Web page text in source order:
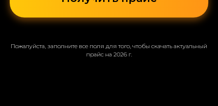
Пожалуйста, заполните все поля для того, чтобы скачать актуальный
прайс на 2026 г.